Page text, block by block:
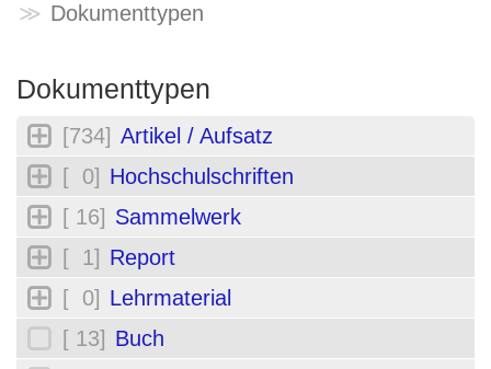
Dokumenttypen
Dokumenttypen
[734] Artikel / Aufsatz
[ 0] Hochschulschriften
[ 16] Sammelwerk
[ 1] Report
[ 0] Lehrmaterial
[ 13] Buch